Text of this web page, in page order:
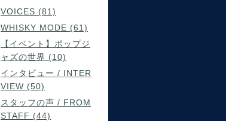
VOICES (81)
WHISKY MODE (61)
【イベント】ポップジ
ャズの世界 (10)
インタビュー / INTER
VIEW (50)
スタッフの声 / FROM
STAFF (44)